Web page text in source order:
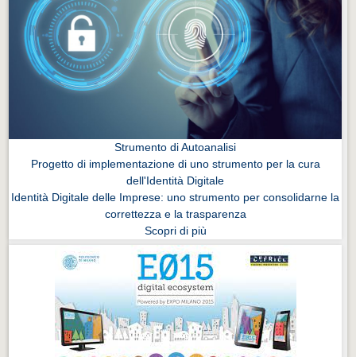
Strumento di Autoanalisi
Progetto di implementazione di uno strumento per la cura
dell'Identità Digitale
Identità Digitale delle Imprese: uno strumento per consolidarne la
correttezza e la trasparenza
Scopri di più